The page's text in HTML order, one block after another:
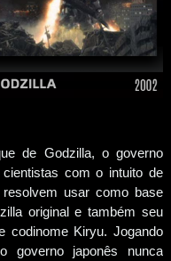
de Godzilla, o governo
com o intuito de
usar como base
original e também seu
codinome Kiryu. Jogando
governo japonês nunca